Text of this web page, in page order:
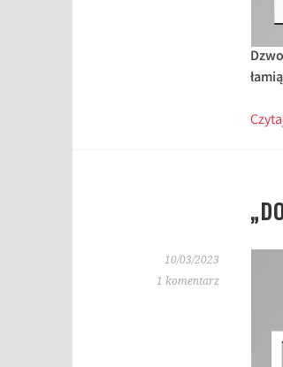
10/03/2023
1 komentarz